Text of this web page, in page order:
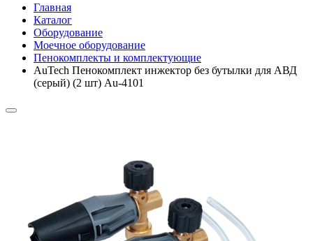
Главная
Каталог
Оборудование
Моечное оборудование
Пенокомплекты и комплектующие
AuTech Пенокомплект инжектор без бутылки для АВД
(серый) (2 шт) Au-4101